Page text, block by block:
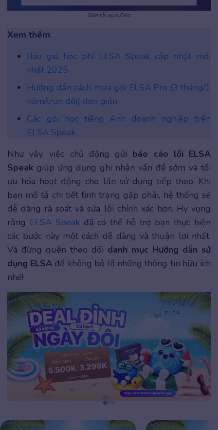
Báo lỗi qua Zalo
Xem thêm:
Báo giá học phí ELSA Speak cập nhật mới
nhất 2025
Hướng dẫn cách mua gói ELSA Pro (3 tháng/1
năm/trọn đời) đơn giản
Các gói học tiếng Anh doanh nghiệp trên
ELSA Speak
Như vậy, việc chủ động gửi báo cáo lỗi ELSA
Speak giúp ứng dụng ghi nhận vấn đề sớm và tối
ưu hóa hoạt động cho lần sử dụng tiếp theo. Khi
bạn mô tả chi tiết tình trạng gặp phải, hệ thống sẽ
dễ dàng rà soát và sửa lỗi chính xác hơn. Hy vọng
rằng ELSA Speakđã có thể hỗ trợ bạn thực hiện
các bước này một cách dễ dàng và thuận lợi nhất.
Và đừng quên theo dõi danh mục Hướng dẫn sử
dụng ELSA để không bỏ lỡ những thông tin hữu ích
nhé!